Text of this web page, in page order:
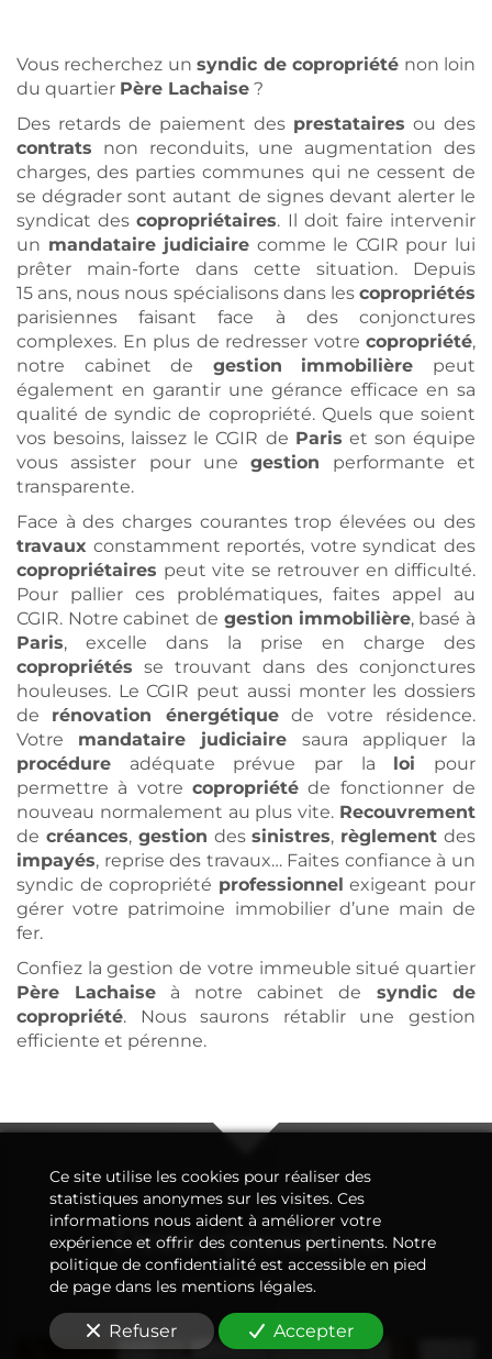
Vous recherchez unsyndic de copropriété non loin
du quartier Père Lachaise ?
Des retards de paiement des prestataires ou des
contrats non reconduits, une augmentation des
charges, des parties communes qui ne cessent de
se dégrader sont autant de signes devant alerter le
syndicat descopropriétaires. Il doit faire intervenir
un mandataire judiciaire comme le CGIR pour lui
prêter main-forte dans cette situation. Depuis
15 ans, nous nous spécialisons dans les copropriétés
parisiennes faisant face à des conjonctures
complexes. En plus de redresser votre copropriété,
notre cabinet de gestion immobilière peut
également en garantir une gérance efficace en sa
qualité de syndic de copropriété. Quels que soient
vos besoins, laissez le CGIR de Paris et son équipe
vous assister pour unegestion performante et
transparente.
Face à des charges courantes trop élevées ou des
travaux constamment reportés, votre syndicat des
copropriétaires peut vite se retrouver en difficulté.
Pour pallier ces problématiques, faites appel au
CGIR. Notre cabinet de gestion immobilière, basé à
Paris, excelle dans la prise en charge des
copropriétés se trouvant dans des conjonctures
houleuses. Le CGIR peut aussi monter les dossiers
de rénovation énergétiquede votre résidence.
Votre mandataire judiciaire saura appliquer la
procédure adéquate prévue par la loi pour
permettre à votre copropriété de fonctionner de
nouveau normalement au plus vite. Recouvrement
de créances, gestion dessinistres, règlement des
impayés, reprise des travaux… Faites confiance à un
syndic de copropriété professionnel exigeant pour
gérer votre patrimoine immobilier d’une main de
fer.
Confiez la gestion de votre immeuble situé quartier
Père Lachaise à notre cabinet de syndic de
copropriété. Nous saurons rétablir une gestion
efficiente et pérenne.
Deux spécialités
Ce site utilise les cookies pour réaliser des
statistiques anonymes sur les visites. Ces
informations nous aident à améliorer votre
expérience et offrir des contenus pertinents. Notre
politique de confidentialité est accessible en pied
de page dans les mentions légales.
Refuser Accepter